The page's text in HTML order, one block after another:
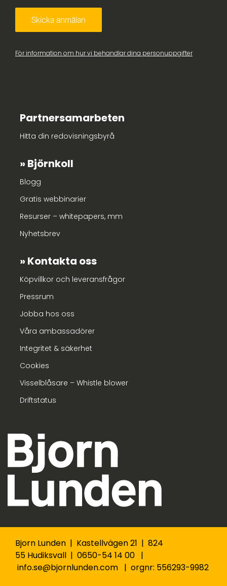
För information om hur vi behandlar dina personuppgifter
Partnersamarbeten
Hitta din redovisningsbyrå
Björnkoll
Blogg
Gratis webbinarier
Resurser – whitepapers, mm
Nyhetsbrev
Kontakta oss
Köpvillkor och leveransfrågor
Pressrum
Jobba hos oss
Våra ambassadörer
Integritet & säkerhet
Cookies
Visselblåsare – Whistle blower
Driftstatus
Bjorn Lunden | Kastellvägen 21 | 824
55 Hudiksvall | 0650-54 14 00 |
info.se@bjornlunden.com | orgnr: 556293-9982